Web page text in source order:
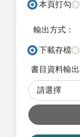
本頁打勾
輸出方式：
下載存檔
書目資料輸